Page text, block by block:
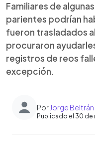
Familiares de
parientes podrían
fueron trasladados
procuraron
registros de reos
excepción.
Por Jorge Beltrán
Publicado el 30 de